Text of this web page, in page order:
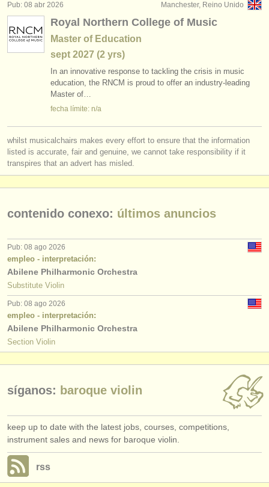
directorios:
orquestas y teatros
conservatorios
jóvenes orquestas
contáctenos
fuentes rss
anúnciese con nosotros
find out about ourATS
ATSfaq
iniciar sesión
concurso de violín
venta de violín (63)
violín perdido
Manchester, Reino Unido
Pub: 08 abr 2026
Royal Northern College of Music
Master of Education
sept 2027 (2 yrs)
In an innovative response to tackling the crisis in music
education, the RNCM is proud to offer an industry-leading
Master of…
fecha límite: n/a
whilst musicalchairs makes every effort to ensure that the information
listed is accurate, fair and genuine, we cannot take responsibility if it
transpires that an advert has misled.
contenido conexo: últimos anuncios
Pub: 08 ago 2026
empleo - interpretación:
Abilene Philharmonic Orchestra
Substitute Violin
Pub: 08 ago 2026
empleo - interpretación:
Abilene Philharmonic Orchestra
Section Violin
síganos: baroque violin
keep up to date with the latest jobs, courses, competitions,
instrument sales and news for baroque violin.
rss